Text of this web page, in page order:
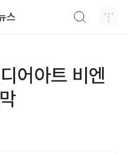
스
어아트 비엔